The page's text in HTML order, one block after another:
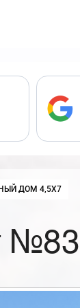
ДОМ 4,5Х7